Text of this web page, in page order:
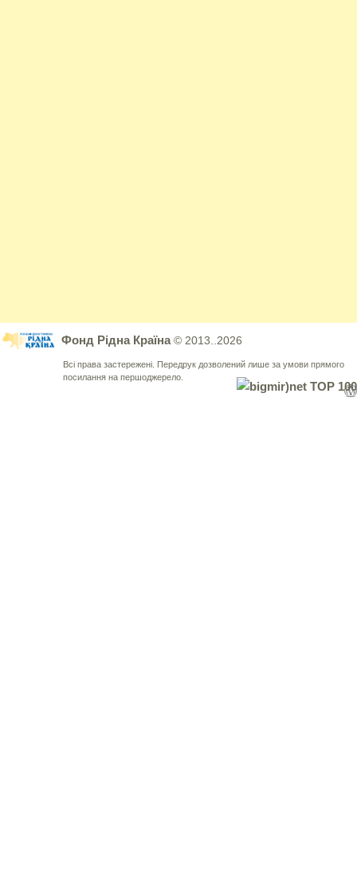
Фонд Рідна Країна© 2013..2026
Всі права застережені. Передрук дозволений лише за умови прямого
посилання на першоджерело.